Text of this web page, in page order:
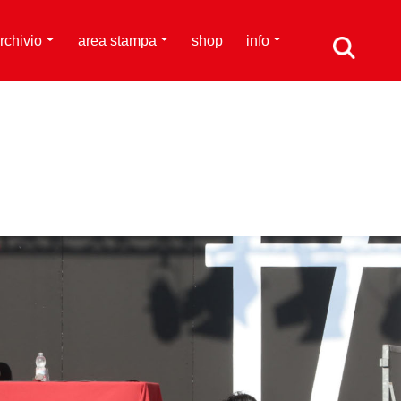
area stampa shop info